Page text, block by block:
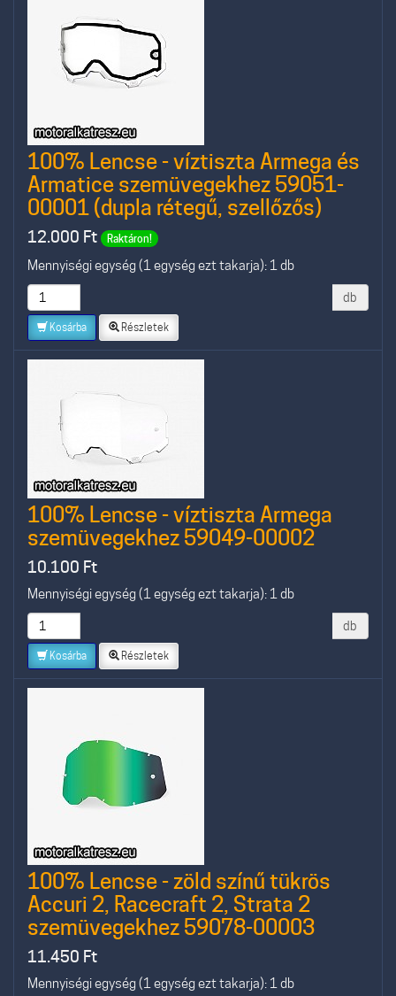
100% Lencse - víztiszta Armega és
Armatice szemüvegekhez 59051-
00001 (dupla rétegű, szellőzős)
12.000 Ft Raktáron!
Mennyiségi egység (1 egység ezt takarja): 1 db
db
Kosárba Részletek
100% Lencse - víztiszta Armega
szemüvegekhez 59049-00002
10.100 Ft
Mennyiségi egység (1 egység ezt takarja): 1 db
db
Kosárba Részletek
100% Lencse - zöld színű tükrös
Accuri 2, Racecraft 2, Strata 2
szemüvegekhez 59078-00003
11.450 Ft
Mennyiségi egység (1 egység ezt takarja): 1 db